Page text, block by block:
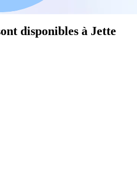
disponibles à Jette